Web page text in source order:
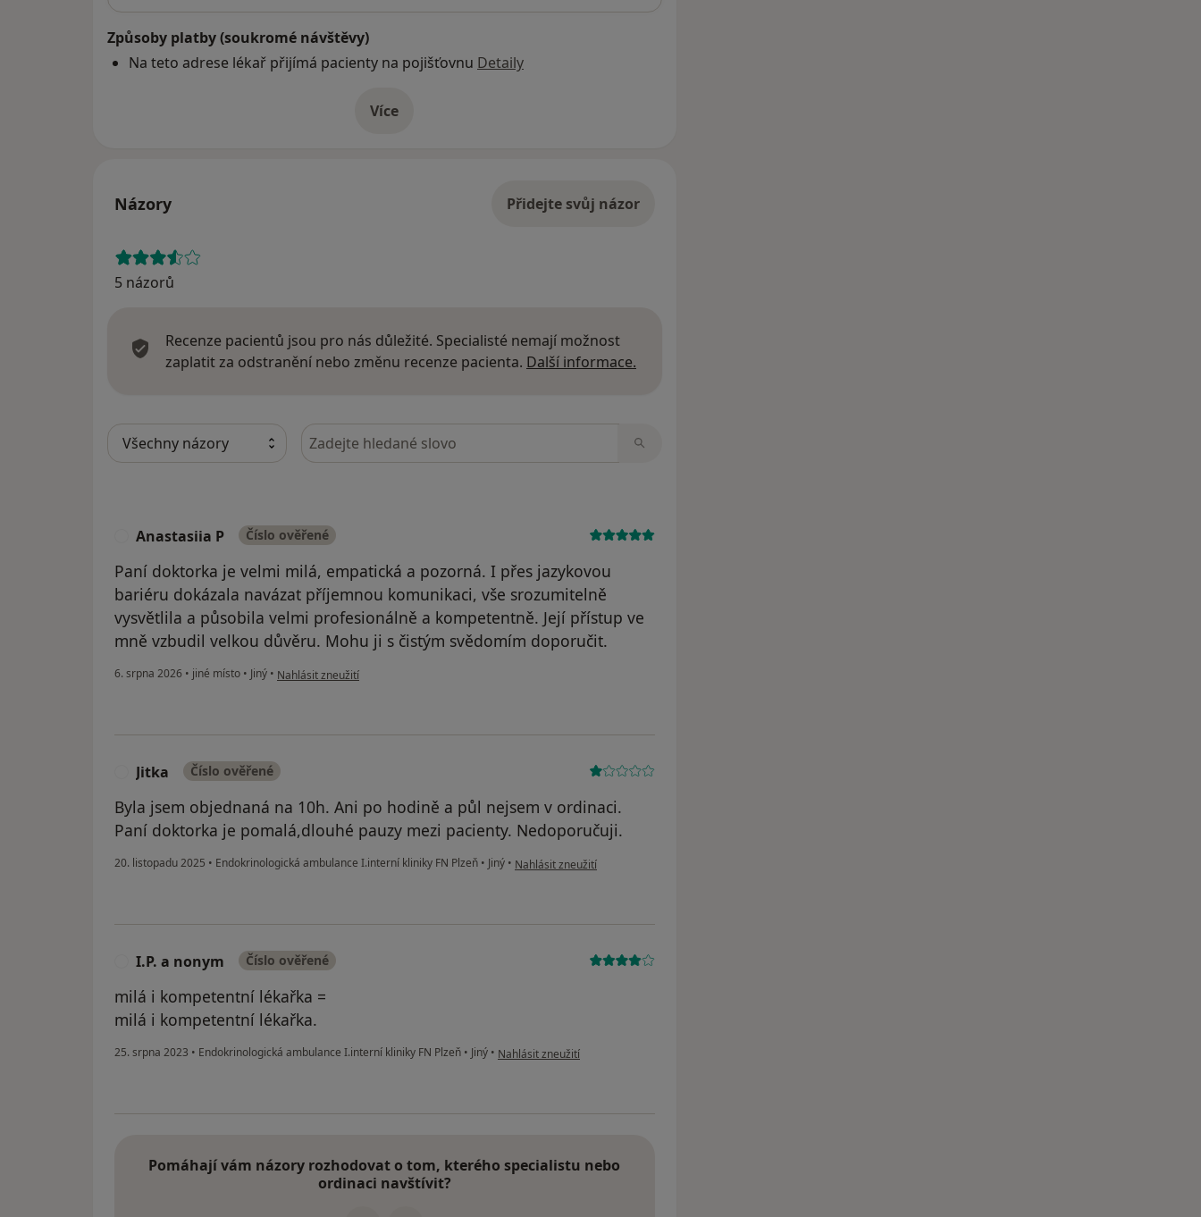
Způsoby platby (soukromé návštěvy)
Na teto adrese lékař přijímá pacienty na pojišťovnu Detaily
Víceo adrese
Názory Přidejte svůj názor
5 názorů
Recenze pacientů jsou pro nás důležité. Specialisté nemají možnost
zaplatit za odstranění nebo změnu recenze pacienta. Další informace.
Hledejte v názorech
Anastasiia P Číslo ověřené
Paní doktorka je velmi milá, empatická a pozorná. I přes jazykovou
bariéru dokázala navázat příjemnou komunikaci, vše srozumitelně
vysvětlila a působila velmi profesionálně a kompetentně. Její přístup ve
mně vzbudil velkou důvěru. Mohu ji s čistým svědomím doporučit.
6. srpna 2026 • jiné místo • Jiný • podle názoru uživatele Anastasiia P
Nahlásit zneužití
Jitka Číslo ověřené
Byla jsem objednaná na 10h. Ani po hodině a půl nejsem v ordinaci.
Paní doktorka je pomalá,dlouhé pauzy mezi pacienty. Nedoporučuji.
20. listopadu 2025 • Endokrinologická ambulance I.interní kliniky FN Plzeň • Jiný • podle názoru uživatele Jitka
Nahlásit zneužití
I.P. a nonym Číslo ověřené
milá i kompetentní lékařka =
milá i kompetentní lékařka.
25. srpna 2023 • Endokrinologická ambulance I.interní kliniky FN Plzeň • Jiný • podle názoru uživatele I.P. a nonym
Nahlásit zneužití
Pomáhají vám názory rozhodovat o tom, kterého specialistu nebo
ordinaci navštívit?